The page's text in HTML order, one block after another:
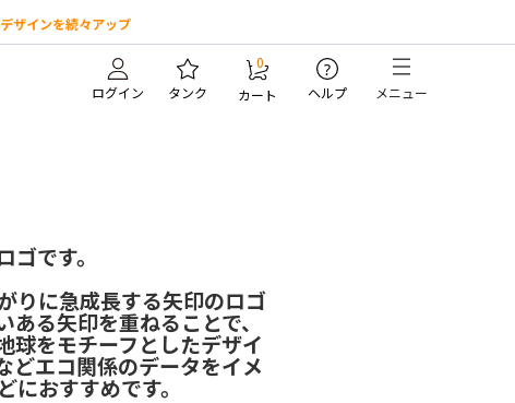
ザインを続々アップ
ログイン タンク
0
カート
?
ヘルプ メニュー
です。
りに急成長する矢印のロゴ
る矢印を重ねることで、
球をモチーフとしたデザイ
どエコ関係のデータをイメ
おすすめです。